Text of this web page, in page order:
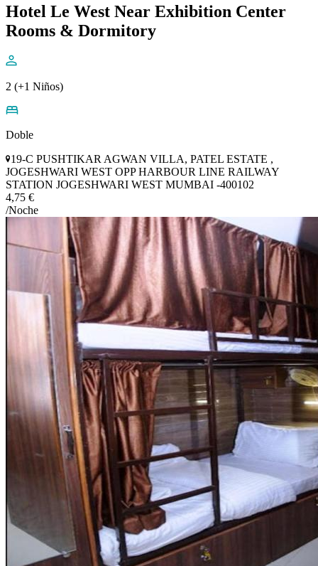
Hotel Le West Near Exhibition Center
Rooms & Dormitory
2 (+1 Niños)
Doble
19-C PUSHTIKAR AGWAN VILLA, PATEL ESTATE ,
JOGESHWARI WEST OPP HARBOUR LINE RAILWAY
STATION JOGESHWARI WEST MUMBAI -400102
4,75 €
/Noche